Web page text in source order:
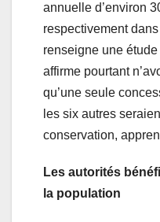
annuelle d’environ
respectivement
renseigne une
affirme pourtant
qu’une seule
les six autres
conservation,
Les autorités
la population